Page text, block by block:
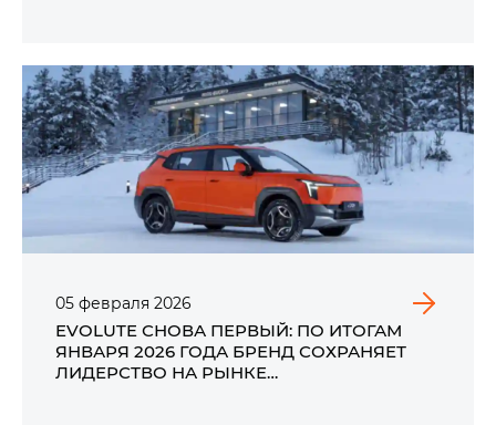
05 февраля 2026
EVOLUTE СНОВА ПЕРВЫЙ: ПО ИТОГАМ
ЯНВАРЯ 2026 ГОДА БРЕНД СОХРАНЯЕТ
ЛИДЕРСТВО НА РЫНКЕ